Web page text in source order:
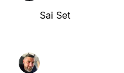
Sai Set